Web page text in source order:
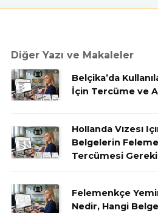
Diğer Yazı ve Makaleler
Belçika’da
İçin Tercüme ve
Hollanda Vizesi
Belgelerin
Tercümesi
Felemenkçe
Nedir, Hangi